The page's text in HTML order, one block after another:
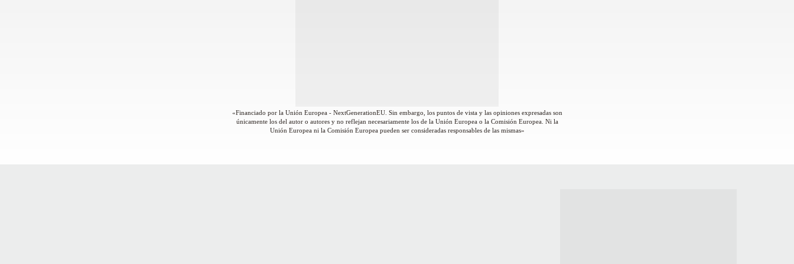
«Financiado por la Unión Europea - NextGenerationEU. Sin embargo, los puntos de vista y las opiniones expresadas son
únicamente los del autor o autores y no reflejan necesariamente los de la Unión Europea o la Comisión Europea. Ni la
Unión Europea ni la Comisión Europea pueden ser consideradas responsables de las mismas»